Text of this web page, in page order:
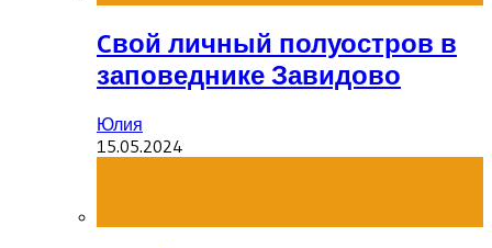
Cвой личный полуостров в
заповеднике Завидово
Юлия
15.05.2024